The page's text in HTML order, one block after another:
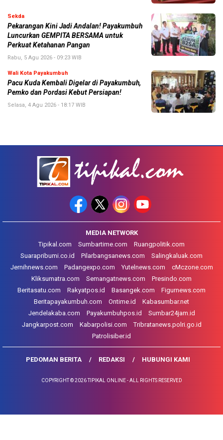
Sekda
Pekarangan Kini Jadi Andalan! Payakumbuh
Luncurkan GEMPITA BERSAMA untuk
Perkuat Ketahanan Pangan
Rabu, 5 Agu 2026 - 09:23 WIB
Wali Kota Payakumbuh
Pacu Kuda Kembali Digelar di Payakumbuh,
Pemko dan Pordasi Kebut Persiapan!
Selasa, 4 Agu 2026 - 18:17 WIB
MEDIA NETWORK
Tipikal.com
Sumbartime.com
Ruangpolitik.com
Suarapribumi.co.id
Pilarbangsanews.com
Salingkaluak.com
Jernihnews.com
Padangexpo.com Yutelnews.com
cMczone.com
Kliksumatra.com
Semangatnews.com
Presindo.com
Beritasatu.com
Rakyatpos.id Basangek.com
Figurnews.com
Beritapayakumbuh.com
Ontime.id
Kabasumbar.net
Jendelakaba.com
Payakumbuhpos.id
Sumbar24jam.id
Jangkarpost.com
Kabarpolisi.com
Tribratanews.polri.go.id
Patrolisiber.id
PEDOMAN BERITA REDAKSI HUBUNGI KAMI
COPYRIGHT © 2026 TIPIKAL ONLINE - ALL RIGHTS RESERVED